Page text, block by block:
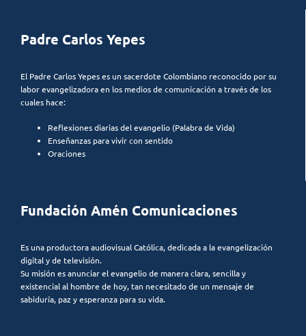
Padre Carlos Yepes
El Padre Carlos Yepes es un sacerdote Colombiano reconocido por su
labor evangelizadora en los medios de comunicación a través de los
cuales hace:
Reflexiones diarias del evangelio (Palabra de Vida)
Enseñanzas para vivir con sentido
Oraciones
Fundación Amén Comunicaciones
Es una productora audiovisual Católica, dedicada a la evangelización
digital y de televisión.
Su misión es anunciar el evangelio de manera clara, sencilla y
existencial al hombre de hoy, tan necesitado de un mensaje de
sabiduría, paz y esperanza para su vida.